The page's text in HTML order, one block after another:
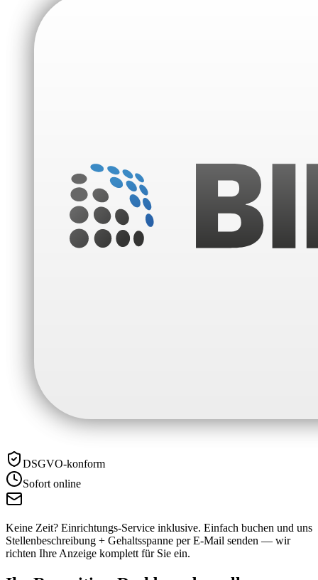
DSGVO-konform
Sofort online
Keine Zeit? Einrichtungs-Service inklusive. Einfach buchen und uns
Stellenbeschreibung + Gehaltsspanne per E-Mail senden — wir
richten Ihre Anzeige komplett für Sie ein.